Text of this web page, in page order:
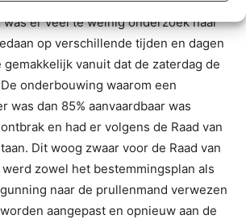
er veel te weinig onderzoek naar
op verschillende tijden en dagen
vanuit dat de zaterdag de
onderbouwing waarom een
was dan 85% aanvaardbaar was
en had er volgens de Raad van
Dit woog zwaar voor de Raad van
zowel het bestemmingsplan als
naar de prullenmand verwezen
aangepast en opnieuw aan de